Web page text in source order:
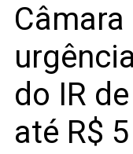
do IR
até R$ 5